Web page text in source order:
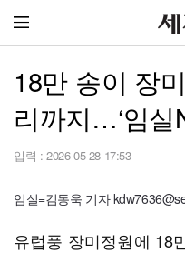
18만 송이 장
리까지…‘임실
입력 : 2026-05-28 17:53
임실=김동욱 기자
유럽풍 장미정원에 18